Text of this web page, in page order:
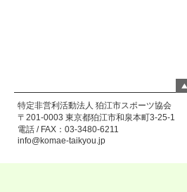
特定非営利活動法人 狛江市スポーツ協会
〒201-0003 東京都狛江市和泉本町3-25-1
電話 / FAX：03-3480-6211
info@komae-taikyou.jp